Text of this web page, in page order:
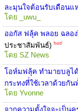
ละมุนใจต้อนรับเดือนแ
โดย _uwu_
ออกัส ฟลุ้ค พลอย ฉลอ
ประชาสัมพันธ์) hot!
โดย SZ News
โอห์มฟลุ้ค ทำมายบลูไ
กระทงที่่ใช้เวลาด้วยกัน
โดย Yvonne
จากความตั้งใจจะเป็น